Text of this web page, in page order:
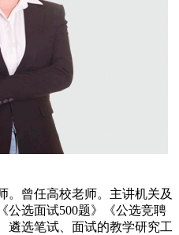
。曾任高校老师。主讲机关及
公选面试500题》《公选竞聘
遴选笔试、面试的教学研究工